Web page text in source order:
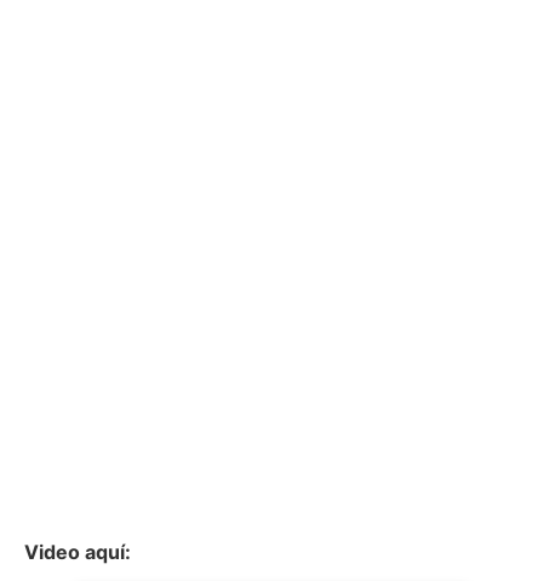
Video aquí: